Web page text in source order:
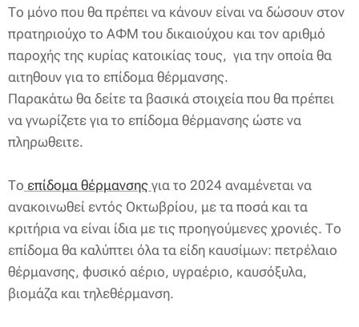
Το μόνο που θα πρέπει να κάνουν είναι να δώσουν στον
πρατηριούχο το ΑΦΜ του δικαιούχου και τον αριθμό
παροχής της κυρίας κατοικίας τους, για την οποία θα
αιτηθουν για το επίδομα θέρμανσης.
Παρακάτω θα δείτε τα βασικά στοιχεία που θα πρέπει
να γνωρίζετε για το επίδομα θέρμανσης ώστε να
πληρωθειτε.
Το επίδομα θέρμανσης για το 2024 αναμένεται να
ανακοινωθεί εντός Οκτωβρίου, με τα ποσά και τα
κριτήρια να είναι ίδια με τις προηγούμενες χρονιές. Το
επίδομα θα καλύπτει όλα τα είδη καυσίμων: πετρέλαιο
θέρμανσης, φυσικό αέριο, υγραέριο, καυσόξυλα,
βιομάζα και τηλεθέρμανση.